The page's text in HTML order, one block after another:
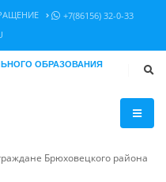
+7(86156) 32-0-33
ОБРАЗОВАНИЯ
Брюховецкого района